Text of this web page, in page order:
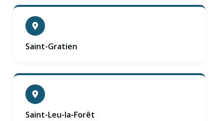
Saint-Gratien
Saint-Leu-la-Forêt